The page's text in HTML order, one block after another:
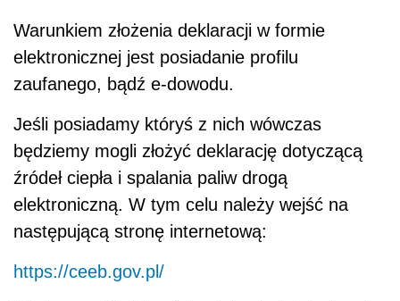
Warunkiem złożenia deklaracji w formie
elektronicznej jest posiadanie profilu
zaufanego, bądź e-dowodu.
Jeśli posiadamy któryś z nich wówczas
będziemy mogli złożyć deklarację dotyczącą
źródeł ciepła i spalania paliw drogą
elektroniczną. W tym celu należy wejść na
następującą stronę internetową:
https://ceeb.gov.pl/